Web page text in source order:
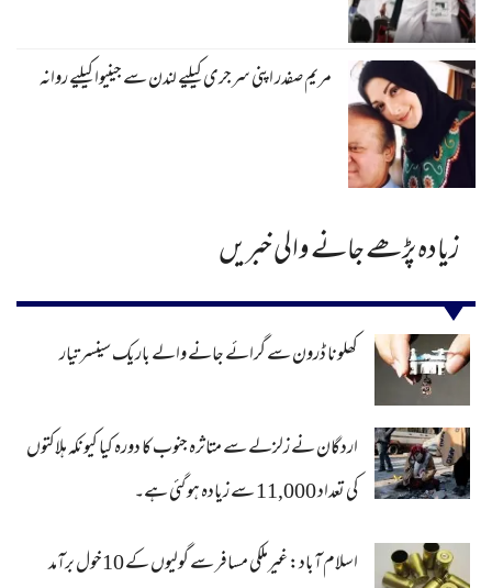
مریم صفدر اپنی سرجری کیلیے لندن سے جینیوا کیلیے روانہ
زیادہ پڑھے جانے والی خبریں
کھلونا ڈرون سے گرائے جانے والے باریک سینسر تیار
اردگان نے زلزلے سے متاثرہ جنوب کا دورہ کیا کیونکہ ہلاکتوں
کی تعداد 11,000 سے زیادہ ہو گئی ہے۔
اسلام آباد: غیرملکی مسافر سے گولیوں کے 10خول برآمد